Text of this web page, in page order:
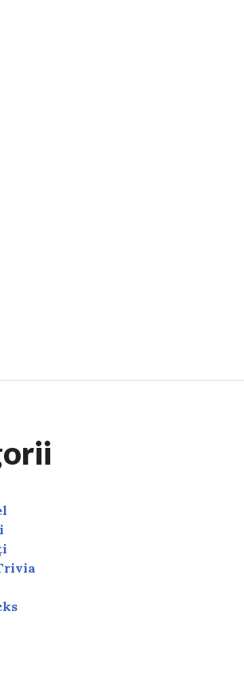
Trucuri simple de pus în practică